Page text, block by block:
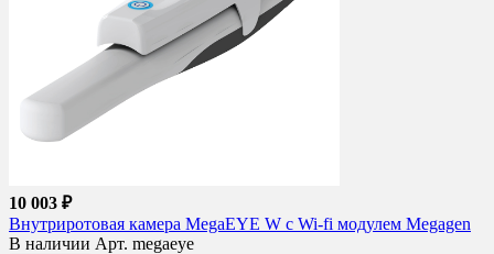
10 003 ₽
Внутриротовая камера MegaEYE W c Wi-fi модулем Megagen
В наличии Арт. megaeye